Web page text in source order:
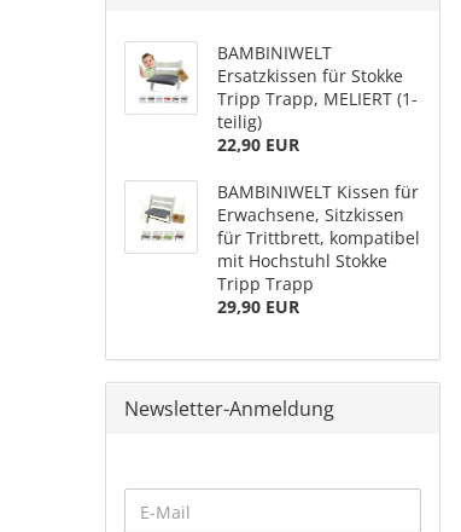
BAMBINIWELT
Ersatzkissen für Stokke
Tripp Trapp, MELIERT (1-
teilig)
22,90 EUR
BAMBINIWELT Kissen für
Erwachsene, Sitzkissen
für Trittbrett, kompatibel
mit Hochstuhl Stokke
Tripp Trapp
29,90 EUR
Newsletter-Anmeldung